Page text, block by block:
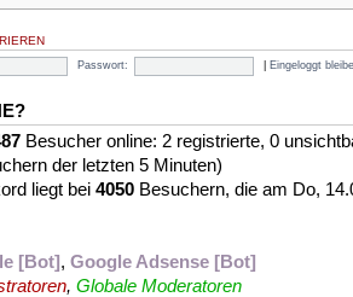
Passwort: Eingeloggt
Besucher online: 2 registrierte, 0
der letzten 5 Minuten)
liegt bei 4050 Besuchern, die am Do,
[Bot], Google Adsense [Bot]
, Globale Moderatoren